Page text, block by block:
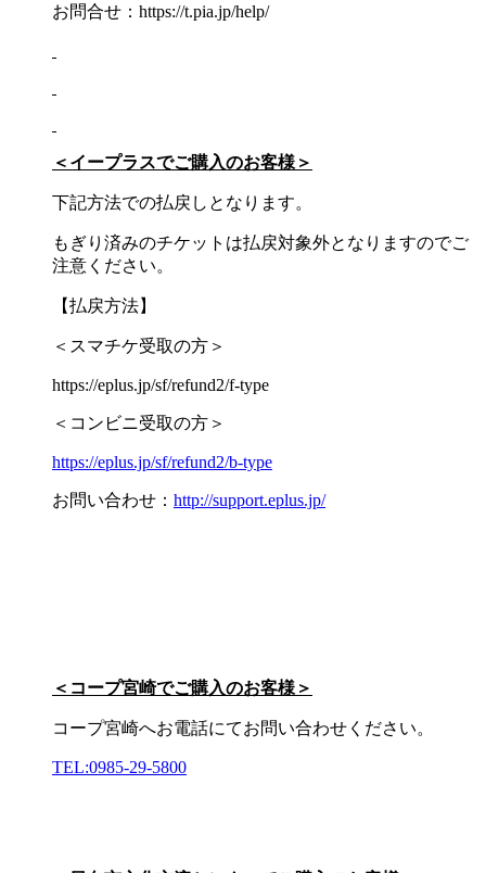
お問合せ：https://t.pia.jp/help/
＜イープラスでご購入のお客様＞
下記方法での払戻しとなります。
もぎり済みのチケットは払戻対象外となりますのでご
注意ください。
【払戻方法】
＜スマチケ受取の方＞
https://eplus.jp/sf/refund2/f-type
＜コンビニ受取の方＞
https://eplus.jp/sf/refund2/b-type
お問い合わせ： http://support.eplus.jp/
＜コープ宮崎でご購入のお客様＞
コープ宮崎へお電話にてお問い合わせください。
TEL:0985-29-5800